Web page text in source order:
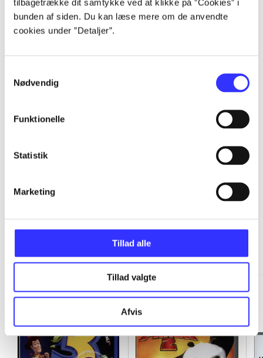
tilbagetrække dit samtykke ved at klikke på ”Cookies” i
bunden af siden. Du kan læse mere om de anvendte
cookies under ”Detaljer”.
Nødvendig
Funktionelle
Statistik
Marketing
Tillad alle
Tillad valgte
Afvis
...
...
...
...